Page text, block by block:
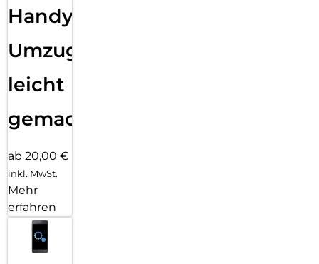
Handy
Umzug
leicht
gemacht!
ab 20,00 €
inkl. MwSt.
Mehr
erfahren